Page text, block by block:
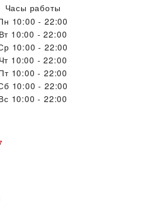
Часы работы
10:00 - 22:00
Вт 10:00 - 22:00
10:00 - 22:00
Чт 10:00 - 22:00
10:00 - 22:00
10:00 - 22:00
10:00 - 22:00